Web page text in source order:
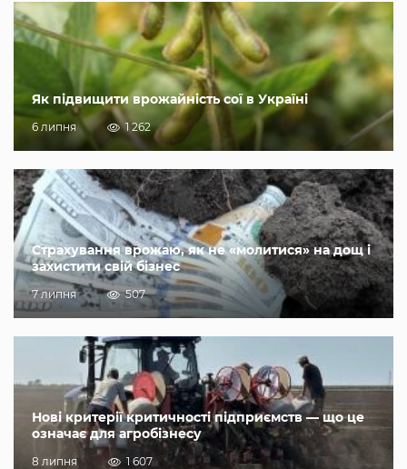
Як підвищити врожайність сої в Україні
6 липня 1 262
Страхування врожаю, як не «молитися» на дощ і
захистити свій бізнес
7 липня 507
Нові критерії критичності підприємств — що це
означає для агробізнесу
8 липня 1 607